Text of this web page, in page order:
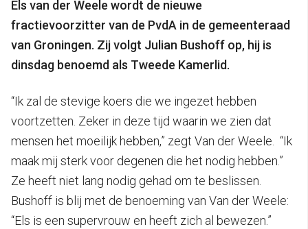
Els van der Weele wordt de nieuwe
fractievoorzitter van de PvdA in de gemeenteraad
van Groningen. Zij volgt Julian Bushoff op, hij is
dinsdag benoemd als Tweede Kamerlid.
“Ik zal de stevige koers die we ingezet hebben
voortzetten. Zeker in deze tijd waarin we zien dat
mensen het moeilijk hebben,” zegt Van der Weele. “Ik
maak mij sterk voor degenen die het nodig hebben.”
Ze heeft niet lang nodig gehad om te beslissen.
Bushoff is blij met de benoeming van Van der Weele:
“Els is een supervrouw en heeft zich al bewezen.”